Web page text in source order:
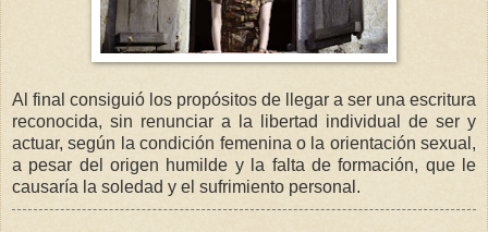
Al final consiguió los propósitos de llegar a ser una escritura
reconocida, sin renunciar a la libertad individual de ser y
actuar, según la condición femenina o la orientación sexual,
a pesar del origen humilde y la falta de formación, que le
causaría la soledad y el sufrimiento personal.